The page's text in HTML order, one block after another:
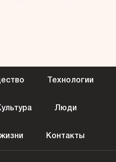
Технологии
Люди
Контакты